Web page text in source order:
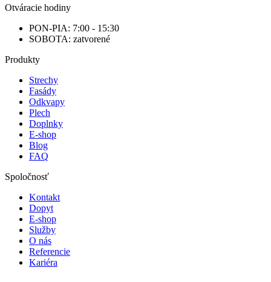
Otváracie hodiny
PON-PIA: 7:00 - 15:30
SOBOTA: zatvorené
Produkty
Strechy
Fasády
Odkvapy
Plech
Doplnky
E-shop
Blog
FAQ
Spoločnosť
Kontakt
Dopyt
E-shop
Služby
O nás
Referencie
Kariéra